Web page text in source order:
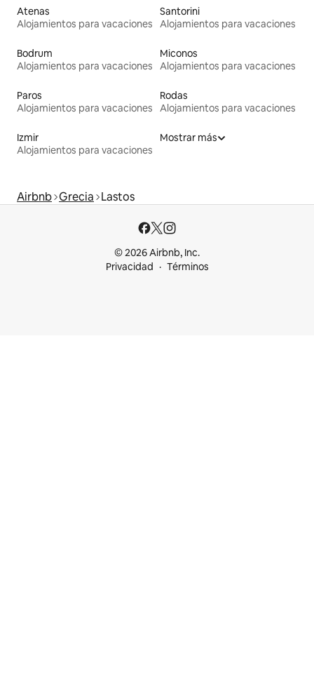
Atenas
Alojamientos para vacaciones
Santorini
Alojamientos para vacaciones
Bodrum
Alojamientos para vacaciones
Miconos
Alojamientos para vacaciones
Paros
Alojamientos para vacaciones
Rodas
Alojamientos para vacaciones
Izmir
Alojamientos para vacaciones
Mostrar más
Airbnb Grecia Lastos
© 2026 Airbnb, Inc.
Privacidad
Términos